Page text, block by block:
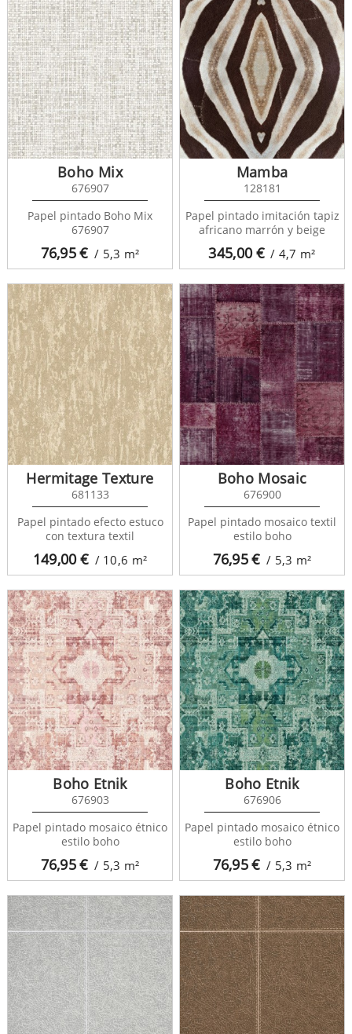
76,95€ / 5,3 m²
Boho Mix
676907
Papel pintado Boho Mix
676907
345,00€ / 4,7 m²
Mamba
128181
Papel pintado imitación tapiz
africano marrón y beige
149,00€ / 10,6 m²
Hermitage Texture
681133
Papel pintado efecto estuco
con textura textil
76,95€ / 5,3 m²
Boho Mosaic
676900
Papel pintado mosaico textil
estilo boho
76,95€ / 5,3 m²
Boho Etnik
676903
Papel pintado mosaico étnico
estilo boho
76,95€ / 5,3 m²
Boho Etnik
676906
Papel pintado mosaico étnico
estilo boho